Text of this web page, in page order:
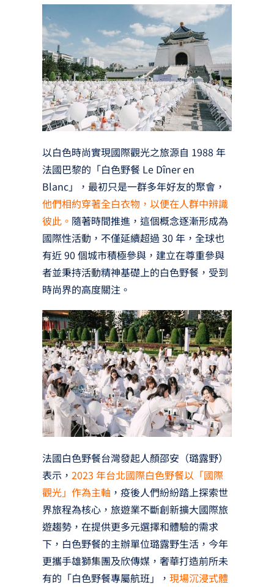
以白色時尚實現國際觀光之旅源自 1988 年
法國巴黎的「白色野餐 Le Dîner en
Blanc」，最初只是一群多年好友的聚會，
他們相約穿著全白衣物，以便在人群中辨識
彼此。 隨著時間推進，這個概念逐漸形成為
國際性活動，不僅延續超過 30 年，全球也
有近 90 個城市積極參與，建立在尊重參與
者並秉持活動精神基礎上的白色野餐，受到
時尚界的高度關注。
法國白色野餐台灣發起人顏邵安（璐露野）
表示， 2023 年台北國際白色野餐以「國際
觀光」作為主軸 ，疫後人們紛紛踏上探索世
界旅程為核心，旅遊業不斷創新擴大國際旅
遊趨勢，在提供更多元選擇和體驗的需求
下，白色野餐的主辦單位璐露野生活，今年
更攜手雄獅集團及欣傳媒，奢華打造前所未
有的「白色野餐專屬航班」， 現場沉浸式體